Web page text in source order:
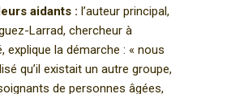
aidants : l’auteur principal,
Larrad, chercheur à
explique la démarche : « nous
qu’il existait un autre groupe,
de personnes âgées,